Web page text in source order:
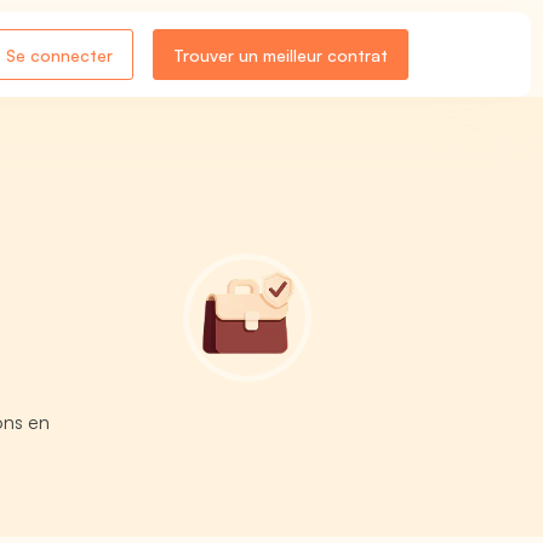
Se connecter Trouver un meilleur contrat
en